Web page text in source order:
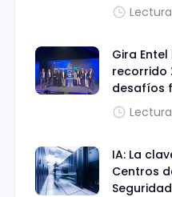
Gira
recorrido
desafíos
IA: La
Centros
Seguridad